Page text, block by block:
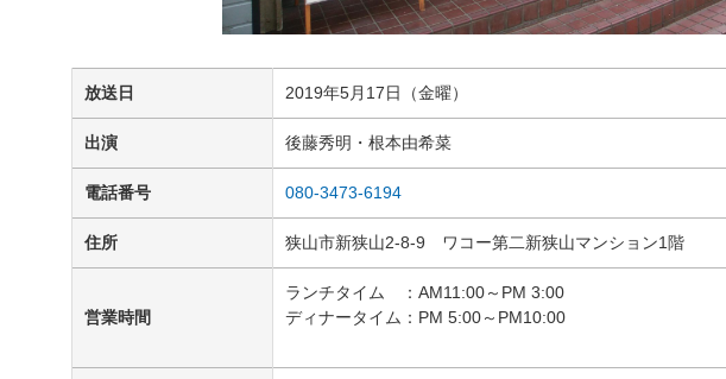
放送日 2019年5月17日（金曜）
出演 後藤秀明・根本由希菜
電話番号 080-3473-6194
住所 狭山市新狭山2-8-9 ワコー第二新狭山マンション1階
営業時間
ランチタイム ：AM11:00～PM 3:00
ディナータイム：PM 5:00～PM10:00